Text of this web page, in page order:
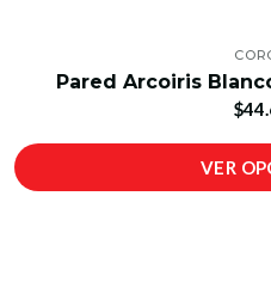
Pared Arcoiris
VER